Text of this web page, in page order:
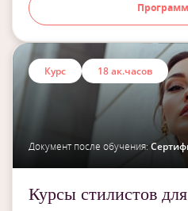
Курс 18 ак.часов
Документ после обучения:
Курсы стилистов